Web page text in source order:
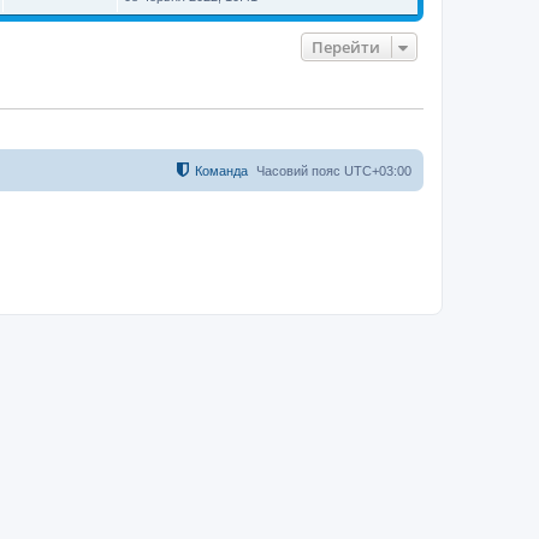
Перейти
Часовий пояс UTC+03:00
Команда